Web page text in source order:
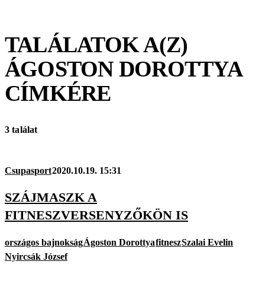
TALÁLATOK A(Z)
ÁGOSTON DOROTTYA
CÍMKÉRE
3 találat
Csupasport2020.10.19. 15:31
SZÁJMASZK A
FITNESZVERSENYZŐKÖN IS
országos bajnokságÁgoston DorottyafitneszSzalai Evelin
Nyircsák József